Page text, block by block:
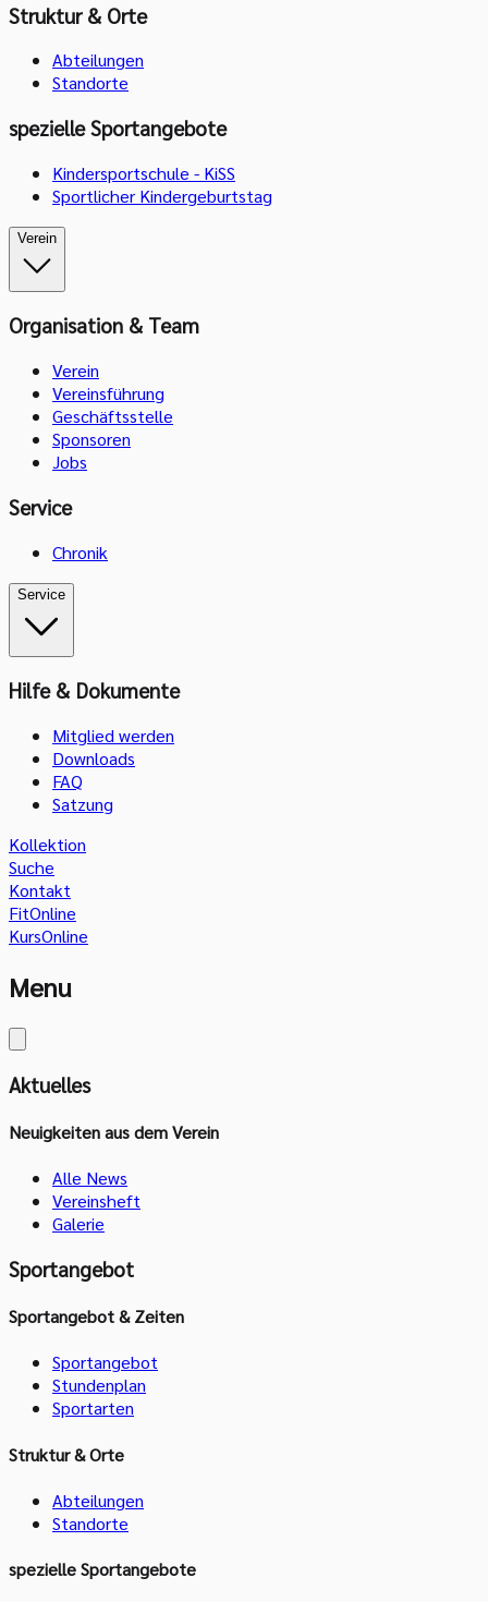
Struktur & Orte
Abteilungen
Standorte
spezielle Sportangebote
Kindersportschule - KiSS
Sportlicher Kindergeburtstag
Verein
Organisation & Team
Verein
Vereinsführung
Geschäftsstelle
Sponsoren
Jobs
Service
Chronik
Service
Hilfe & Dokumente
Mitglied werden
Downloads
FAQ
Satzung
Kollektion
Suche
Kontakt
FitOnline
KursOnline
Menu
Aktuelles
Neuigkeiten aus dem Verein
Alle News
Vereinsheft
Galerie
Sportangebot
Sportangebot & Zeiten
Sportangebot
Stundenplan
Sportarten
Struktur & Orte
Abteilungen
Standorte
spezielle Sportangebote